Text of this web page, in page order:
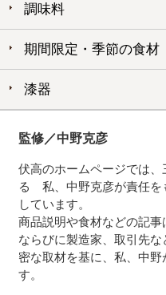
調味料
期間限定・季節の食材
漆器
監修／中野克彦
伏高のホームページでは、
る 私、中野克彦が責任を
しています。
商品説明や食材などの記事
ならびに製造家、取引先
密な取材を基に、私、中野
す。